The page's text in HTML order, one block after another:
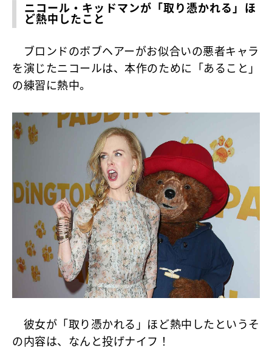
ニコール・キッドマンが「取り憑かれる」ほ
ど熱中したこと
ブロンドのボブヘアーがお似合いの悪者キャラ
を演じたニコールは、本作のために「あること」
の練習に熱中。
彼女が「取り憑かれる」ほど熱中したというそ
の内容は、なんと投げナイフ！